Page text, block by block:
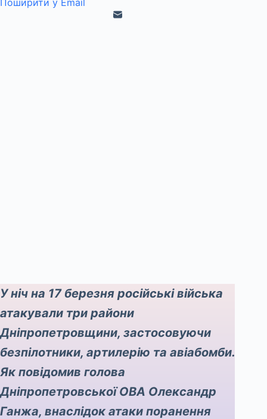
У ніч на 17 березня російські війська
атакували три райони
Дніпропетровщини, застосовуючи
безпілотники, артилерію та авіабомби.
Як повідомив голова
Дніпропетровської ОВА Олександр
Ганжа, внаслідок атаки поранення